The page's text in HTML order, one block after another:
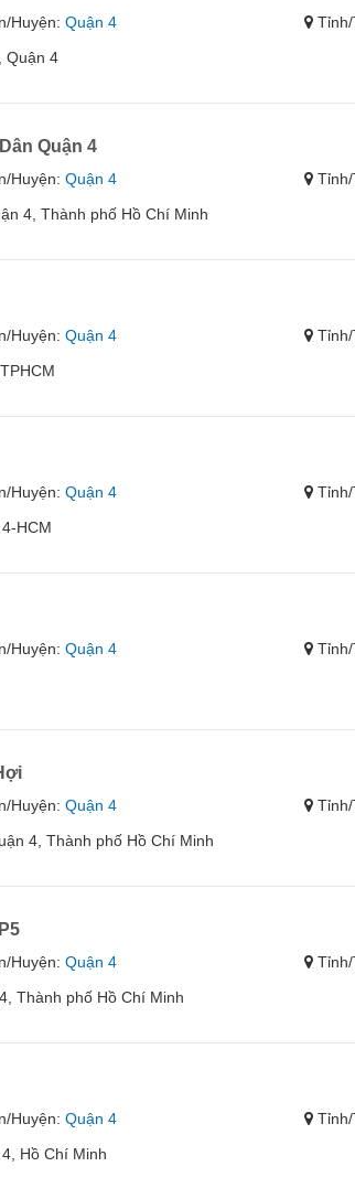
Huyện: Quận 4 Tỉnh/
Quận 4
Quận 4
Huyện: Quận 4 Tỉnh/
4, Thành phố Hồ Chí Minh
Huyện: Quận 4 Tỉnh/
Huyện: Quận 4 Tỉnh/
HCM
Huyện: Quận 4 Tỉnh/
Huyện: Quận 4 Tỉnh/
4, Thành phố Hồ Chí Minh
Huyện: Quận 4 Tỉnh/
Thành phố Hồ Chí Minh
Huyện: Quận 4 Tỉnh/
Hồ Chí Minh